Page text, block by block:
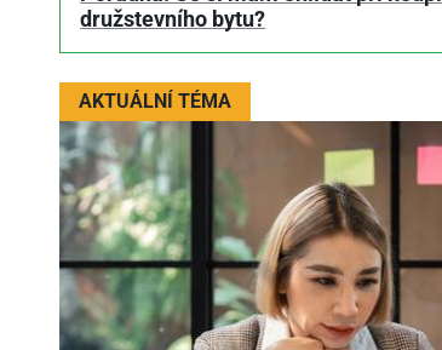
družstevního bytu?
AKTUÁLNÍ TÉMA